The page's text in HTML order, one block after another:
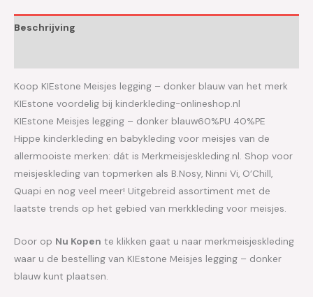
Beschrijving
Koop KIEstone Meisjes legging – donker blauw van het merk
KIEstone voordelig bij kinderkleding-onlineshop.nl
KIEstone Meisjes legging – donker blauw60%PU 40%PE
Hippe kinderkleding en babykleding voor meisjes van de
allermooiste merken: dát is Merkmeisjeskleding.nl. Shop voor
meisjeskleding van topmerken als B.Nosy, Ninni Vi, O’Chill,
Quapi en nog veel meer! Uitgebreid assortiment met de
laatste trends op het gebied van merkkleding voor meisjes.
Door op Nu Kopen te klikken gaat u naar merkmeisjeskleding
waar u de bestelling van KIEstone Meisjes legging – donker
blauw kunt plaatsen.